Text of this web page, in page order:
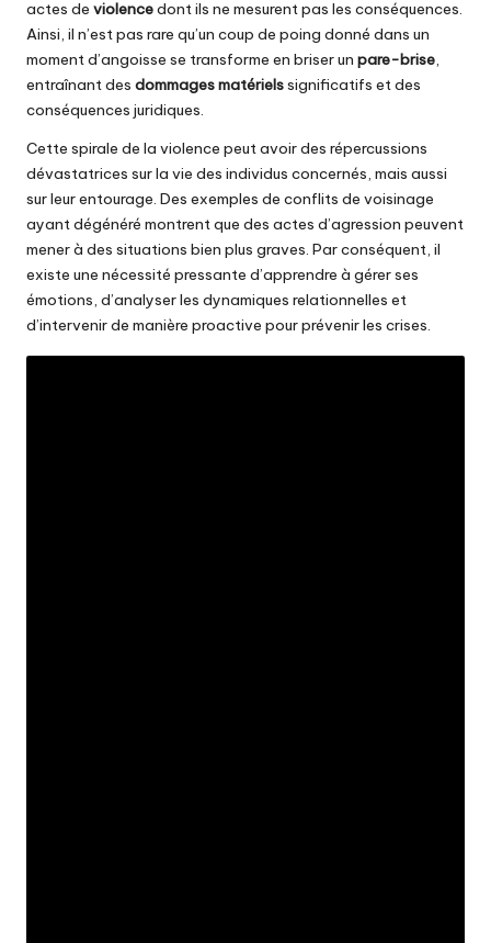
actes de violencedont ils ne mesurent pas les conséquences.
Ainsi, il n’est pas rare qu’un coup de poing donné dans un
moment d’angoisse se transforme en briser un pare-brise,
entraînant des dommages matérielssignificatifs et des
conséquences juridiques.
Cette spirale de la violence peut avoir des répercussions
dévastatrices sur la vie des individus concernés, mais aussi
sur leur entourage. Des exemples de conflits de voisinage
ayant dégénéré montrent que des actes d’agression peuvent
mener à des situations bien plus graves. Par conséquent, il
existe une nécessité pressante d’apprendre à gérer ses
émotions, d’analyser les dynamiques relationnelles et
d’intervenir de manière proactive pour prévenir les crises.